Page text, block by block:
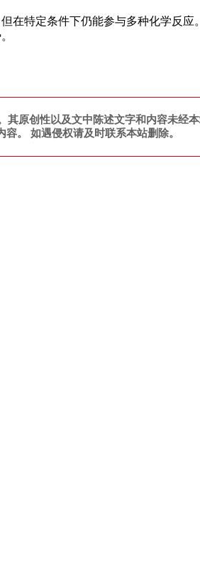
在特定条件下仍能参与多种化学反
原创性以及文中陈述文字和内容未
。 如遇侵权请及时联系本站删除。